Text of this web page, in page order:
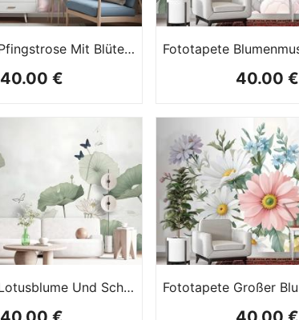
Fototapete Pfingstrose Mit Blüten In Aquarellrosa
40.00 € 40.00 €
Fototapete Lotusblume Und Schmetterlinge In Aquarell